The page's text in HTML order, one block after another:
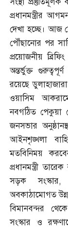
প্রধানমন্ত্রীর
দেখা হচ্ছে। আজ
পৌঁছানোর পর
প্রয়োজনীয়
অন্তর্ভুক্ত
রয়েছে
ওয়াসিম
নবগঠিত পেকুয়া
জনসভার
আইনশৃঙ্খলা
মতবিনিময়
প্রধানমন্ত্রী
সড়ক সংস্কার,
অবকাঠামোগত
বিমানবন্দর
সংস্কার ও